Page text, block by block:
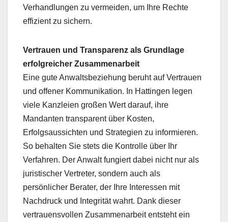
Verhandlungen zu vermeiden, um Ihre Rechte
effizient zu sichern.
Vertrauen und Transparenz als Grundlage
erfolgreicher Zusammenarbeit
Eine gute Anwaltsbeziehung beruht auf Vertrauen
und offener Kommunikation. In Hattingen legen
viele Kanzleien großen Wert darauf, ihre
Mandanten transparent über Kosten,
Erfolgsaussichten und Strategien zu informieren.
So behalten Sie stets die Kontrolle über Ihr
Verfahren. Der Anwalt fungiert dabei nicht nur als
juristischer Vertreter, sondern auch als
persönlicher Berater, der Ihre Interessen mit
Nachdruck und Integrität wahrt. Dank dieser
vertrauensvollen Zusammenarbeit entsteht ein